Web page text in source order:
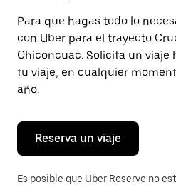
selecciona
una
fecha.
Presiona
la
tecla Esc
para
cerrar
calendario.
Para que hagas todo lo
con Uber para el trayecto
Chiconcuac. Solicita un viaje
tu viaje, en cualquier
año.
Reserva un viaje
Es posible que Uber Reserve no